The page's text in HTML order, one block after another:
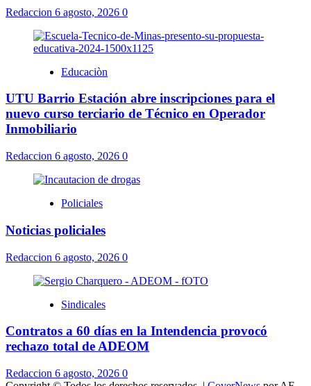
Redaccion 6 agosto, 2026 0
Educaciòn
UTU Barrio Estación abre inscripciones para el
nuevo curso terciario de Técnico en Operador
Inmobiliario
Redaccion 6 agosto, 2026 0
Policiales
Noticias policiales
Redaccion 6 agosto, 2026 0
Sindicales
Contratos a 60 días en la Intendencia provocó
rechazo total de ADEOM
Redaccion 6 agosto, 2026 0